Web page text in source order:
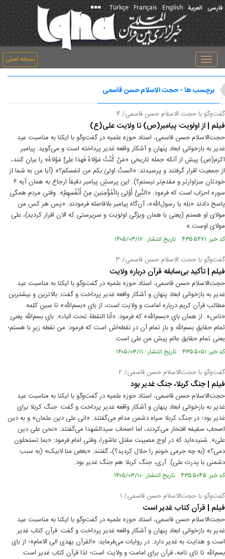
فارسی العربیة English
Français
Türkçe
نسخه اصلی
Toggle
navigation
برچسب ها - حجت الاسلام حسن قاسمی
گفت‌و‌گو با حجت الاسلام حسن قاسمی/ ۴
فیلم | از اولویت پیامبر(ص) تا ولایت علی(ع)
حجت‌الاسلام حسن قاسمی، استاد حوزه علمیه در گفت‌وگو با ایکنا به مناسبت عید
غدیر به بازخوانی ابعاد پنهان و آشکار واقعه غدیر پرداخته است و می‌گوید: پیامبر
اکرم(ص) پیش از آنکه جمله تاریخی «مَنْ کُنْتُ مَوْلاهُ فَهذا عَلِیٌّ مَوْلاهُ» را بیان کنند،
از جمعیت اقرار گرفتند و پرسیدند: «الستُ اولیٰ بکم من انفسکم؟» (آیا من به شما از
خودتان سزاوارتر و مقدم‌تر نیستم؟). این پرسشِ پیامبر دقیقاً ارجاع به همان آیه ۶
سوره احزاب است که فرمود: «النَّبِیُّ أَوْلى‏ بِالْمُؤْمِنینَ مِنْ أَنْفُسِهِمْ». وقتی مردم همگی
پاسخ دادند «بله یا رسول‌الله»، آن‌گاه پیامبر بلافاصله فرمودند: «پس هر کس من
مولای او هستم (یعنی با همان ویژگیِ اولویت و سرپرستی که الان اقرار کردید)، علی
مولای اوست.»
کد خبر: ۴۳۵۵۴۷۱ تاریخ انتشار : ۱۴۰۵/۰۳/۱۲
گفت‌و‌گو با حجت الاسلام حسن قاسمی/ ۳
فیلم | تأکید بی‌سابقه قرآن درباره ولایت
حجت‌الاسلام حسن قاسمی، استاد حوزه علمیه در گفت‌وگو با ایکنا به مناسبت عید
غدیر به بازخوانی ابعاد پنهان و آشکار واقعه غدیر پرداخت و گفت: بالاترین و بیشترین
مطالب قرآن کریم درباره امامت و ولایت است، از بایِ «بسم‌الله» تا سینِ کلمه‌
«ناس». از همان بایِ «بسم‌الله» که فرمود: «أنا النقطة تحت الباء». بایِ بسم‌الله یعنی
تمام حقایقِ بسم‌الله و باز تمام آن در نقطه‌اش است که فرمود: من نقطه‌ زیرِ با هستم؛
یعنی تمام حقایق عالم پیش منِ علی است.
کد خبر: ۴۳۵۵۰۵۱ تاریخ انتشار : ۱۴۰۵/۰۳/۱۱
گفت‌و‌گو با حجت‌الاسلام حسن قاسمی/ ۲
فیلم | جنگ کربلا، جنگ غدیر بود
حجت‌الاسلام حسن قاسمی، استاد حوزه علمیه در گفت‌وگو با ایکنا به مناسبت عید
غدیر به بازخوانی ابعاد پنهان و آشکار واقعه غدیر پرداخت و گفت: جنگ کربلا برای
غدیر بود؛ در جنگ کربلا سپاه دشمن مدام می‌گفتند: «انی علی دین عثمان» و به دین
اصحاب سقیفه افتخار می‌کردند، اما اصحاب سیدالشهدا می‌گفتند: «نحن علی دین
علی». شنیده‌اید که در اوج مصیبت مقتل عاشورا، وقتی امام فرمود: «بما تستحلون
دمی؟» (به چه جرمی خونم را حلال کردید؟)، گفتند: «بغض منا لابیک» (به سبب
دشمنی با پدرت علی). آری، جنگ کربلا هم جنگ غدیر بود.
کد خبر: ۴۳۵۵۰۴۵ تاریخ انتشار : ۱۴۰۵/۰۳/۱۰
گفت‌و‌گو با حجت‌الاسلام حسن قاسمی/ ۱
فیلم | قرآن کتاب غدیر است
حجت‌الاسلام حسن قاسمی، استاد حوزه علمیه در گفت‌وگو با ایکنا به مناسبت عید
غدیر به بازخوانی ابعاد پنهان و آشکار واقعه غدیر پرداخت و گفت: قرآن کتاب غدیر
است و هدایت به غدیر دارد. در روایات می‌فرماید: «القرآن یهدی الی الامام»؛ از بای
بسم‌الله تا تای تامه، قرآن برای امامت و ولایت است؛ لذا قرآن کتاب غدیر است.